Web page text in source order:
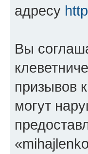
адресу
Вы
призывов
могут